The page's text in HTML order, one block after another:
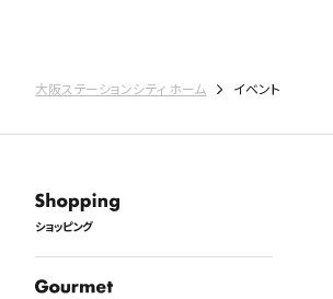
大阪ステーションシティ ホーム イベント
ショッピング